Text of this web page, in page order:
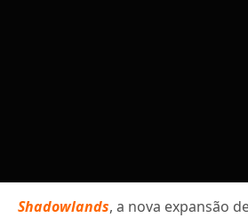
Shadowlands, a nova expansão